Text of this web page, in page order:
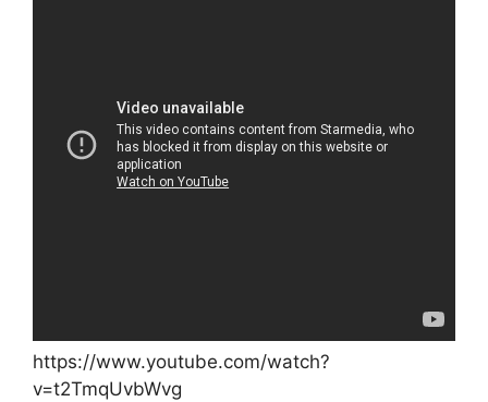
https://www.youtube.com/watch?
v=t2TmqUvbWvg